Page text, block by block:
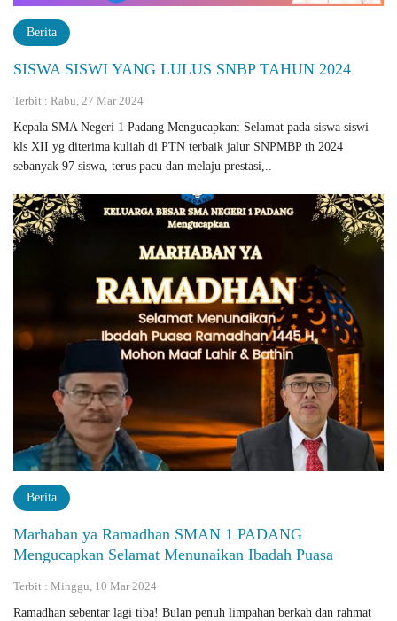
Berita
SISWA SISWI YANG LULUS SNBP TAHUN 2024
Terbit : Rabu, 27 Mar 2024
Kepala SMA Negeri 1 Padang Mengucapkan: Selamat pada siswa siswi
kls XII yg diterima kuliah di PTN terbaik jalur SNPMBP th 2024
sebanyak 97 siswa, terus pacu dan melaju prestasi,..
Berita
Marhaban ya Ramadhan SMAN 1 PADANG
Mengucapkan Selamat Menunaikan Ibadah Puasa
Terbit : Minggu, 10 Mar 2024
Ramadhan sebentar lagi tiba! Bulan penuh limpahan berkah dan rahmat